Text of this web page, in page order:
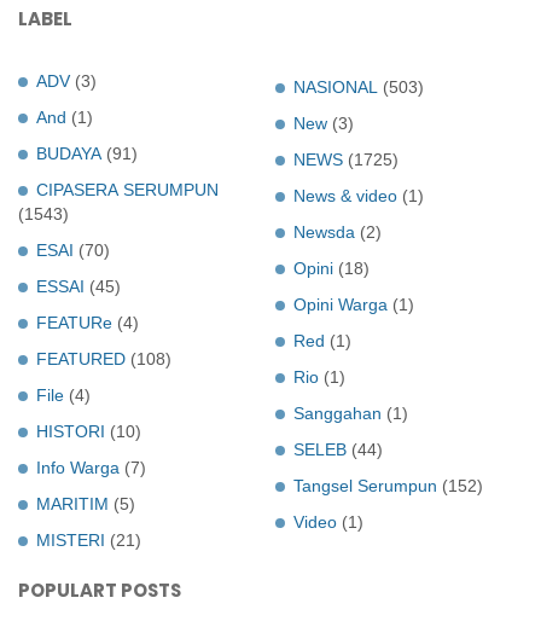
LABEL
ADV (3)
And (1)
BUDAYA (91)
CIPASERA SERUMPUN
(1543)
ESAI (70)
ESSAI (45)
FEATURe (4)
FEATURED (108)
File (4)
HISTORI (10)
Info Warga (7)
MARITIM (5)
MISTERI (21)
NASIONAL
(503)
New (3)
NEWS (1725)
News & video (1)
Newsda (2)
Opini (18)
Opini Warga (1)
Red (1)
Rio (1)
Sanggahan (1)
SELEB (44)
Tangsel Serumpun (152)
Video (1)
POPULART POSTS